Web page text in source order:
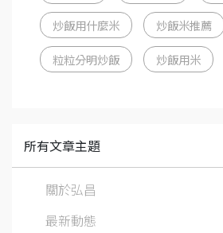
炒飯用什麼米 炒飯米推薦
粒粒分明炒飯 炒飯用米
所有文章主題
關於弘昌
最新動態